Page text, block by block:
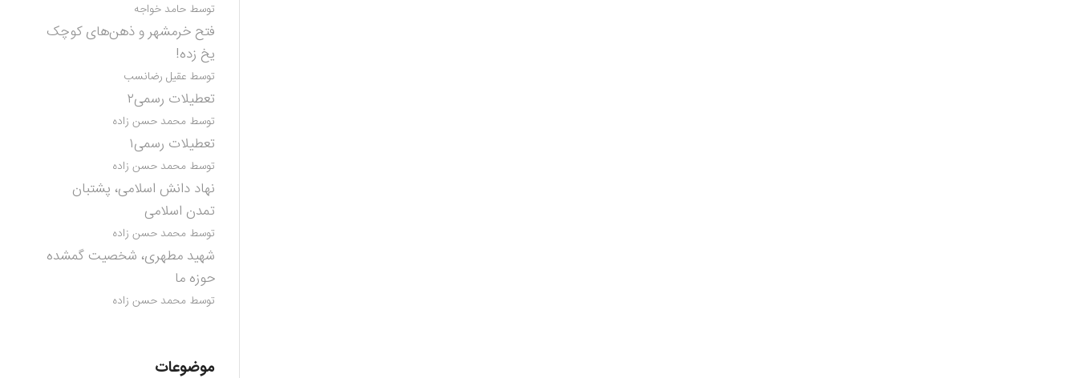
توسط حامد خواجه
فتح خرمشهر و ذهن‌های کوچک
یخ زده!
توسط عقیل رضانسب
تعطیلات رسمی۲
توسط محمد حسن زاده
تعطیلات رسمی۱
توسط محمد حسن زاده
نهاد دانش اسلامی، پشتبان
تمدن اسلامی
توسط محمد حسن زاده
شهید مطهری، شخصیت گمشده
حوزه ما
توسط محمد حسن زاده
موضوعات